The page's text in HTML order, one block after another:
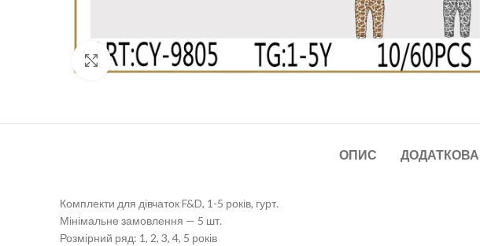
Click to enlarge
ОПИС
Комплекти для дівчаток F&D, 1-5 років, гурт.
Мінімальне замовлення — 5 шт.
Розмірний ряд: 1, 2, 3, 4, 5 років